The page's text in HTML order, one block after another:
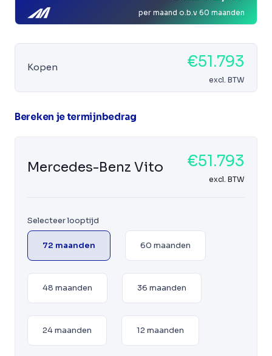
per maand o.b.v 60 maanden
Kopen €51.793
excl. BTW
Bereken je termijnbedrag
Mercedes-Benz Vito €51.793
excl. BTW
Selecteer looptijd
72 maanden 60 maanden
48 maanden 36 maanden
24 maanden 12 maanden